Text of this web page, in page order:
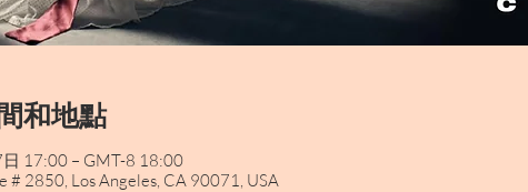
和地點
17:00 – GMT-8 18:00
# 2850, Los Angeles, CA 90071, USA